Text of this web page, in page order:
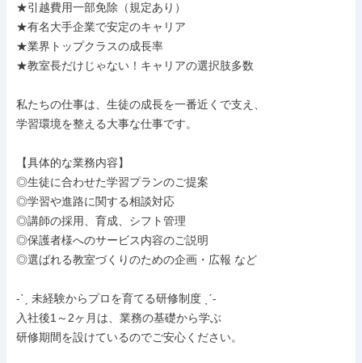
★引越費用一部免除（規定あり）
★有名大手企業で安定のキャリア
★業界トップクラスの成長率
★教室長だけじゃない！キャリアの選択肢多数
私たちの仕事は、生徒の成長を一番近くで支え、
学習環境を整える大事な仕事です。
【具体的な業務内容】
◎生徒に合わせた学習プランのご提案
◎学習や進路に関する相談対応
◎講師の採用、育成、シフト管理
◎保護者様へのサービス内容のご説明
◎選ばれる教室づくりのための企画・広報 など
-ˋˏ 未経験からプロを育てる研修制度 ˎˊ-
入社後1～2ヶ月は、業務の基礎から学ぶ
研修期間を設けているのでご安心ください。